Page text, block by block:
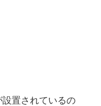
置されているの